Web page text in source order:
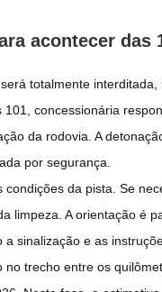
acontecer das
totalmente
concessionária
da rodovia. A
por segurança.
da pista. Se
limpeza. A orientação é
sinalização e as
trecho entre os